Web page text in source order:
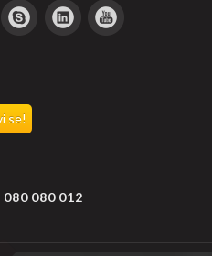
080 080 012